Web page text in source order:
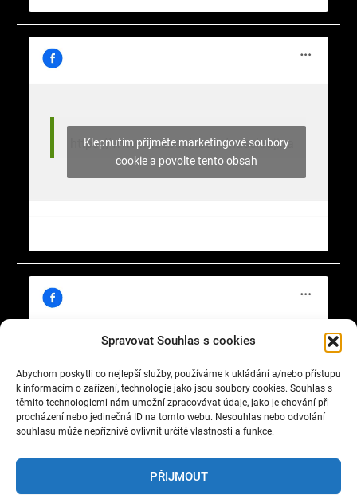
Spravovat Souhlas s cookies
Abychom poskytli co nejlepší služby, používáme k ukládání a/nebo přístupu
k informacím o zařízení, technologie jako jsou soubory cookies. Souhlas s
těmito technologiemi nám umožní zpracovávat údaje, jako je chování při
procházení nebo jedinečná ID na tomto webu. Nesouhlas nebo odvolání
souhlasu může nepříznivě ovlivnit určité vlastnosti a funkce.
PŘIJMOUT
https://www.facebook.com/nasekrajina
Klepnutím přijměte marketingové soubory
cookie a povolte tento obsah
https://www.facebook.com/cisty.vzduch.v.Celakovicich
Klepnutím přijměte marketingové soubory
cookie a povolte tento obsah